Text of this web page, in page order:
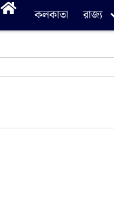
কলকাতা রাজ্য